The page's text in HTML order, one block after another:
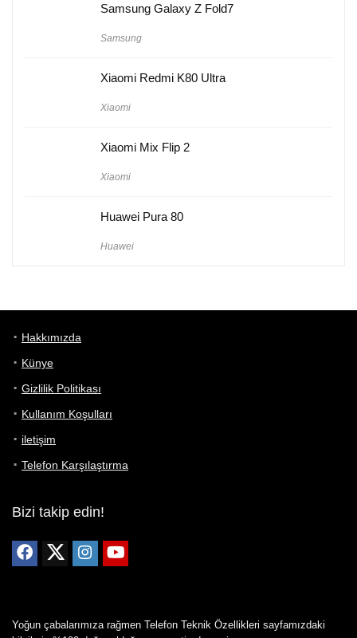
Samsung Galaxy Z Fold7
Samsung
Xiaomi Redmi K80 Ultra
Xiaomi
Xiaomi Mix Flip 2
Xiaomi
Huawei Pura 80
Huawei
Hakkımızda
Künye
Gizlilik Politikası
Kullanım Koşulları
iletişim
Telefon Karşılaştırma
Bizi takip edin!
Yoğun çabalarımıza rağmen Telefon Teknik Özellikleri sayfamızdaki